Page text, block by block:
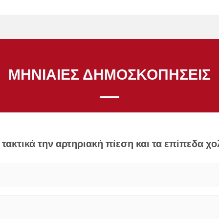
ΜΗΝΙΑΊΕΣ ΔΗΜΟΣΚΟΠΉΣΕΙΣ
την αρτηριακή πίεση και τα επίπεδα